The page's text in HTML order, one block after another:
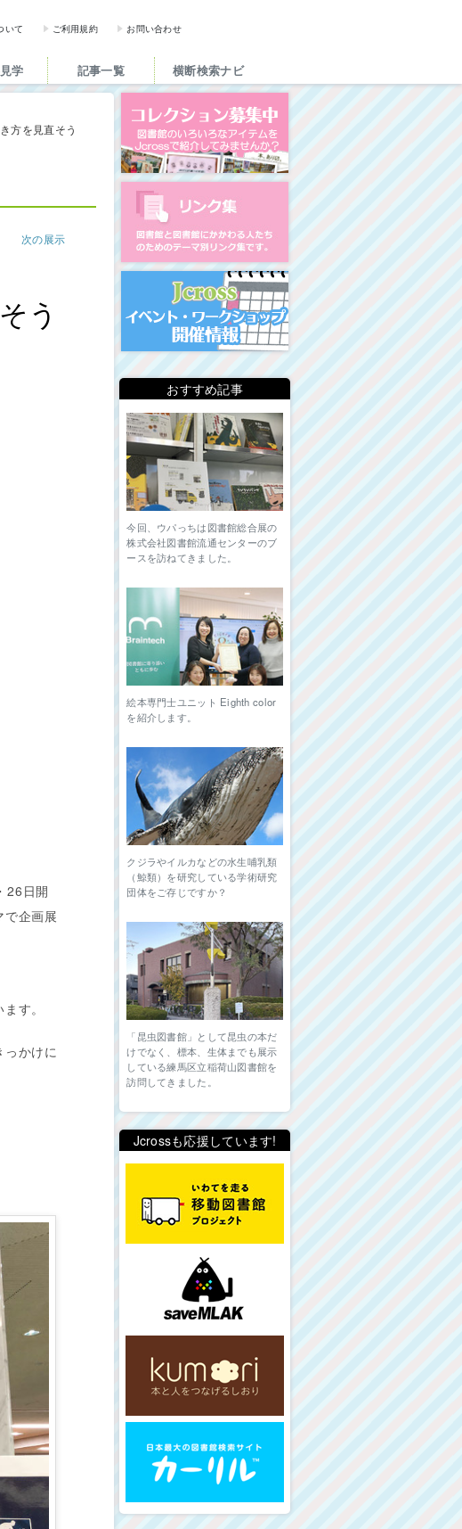
館と図書館にかかわる人た
いて ご利用規約 お問い合わせ
学 記事一覧 横断検索ナビ
方を見直そう
次の展示
う
26日開
企画展
す。
かけに
コレクション募集中
図書館リンク集
イベント・ワークショップ開
おすすめ記事
今回、ウパっちは図書館総合展の
株式会社図書館流通センターのブ
ースを訪ねてきました。
絵本専門士ユニット Eighth color
を紹介します。
クジラやイルカなどの水生哺乳類
（鯨類）を研究している学術研究
団体をご存じですか？
「昆虫図書館」として昆虫の本だ
けでなく、標本、生体までも展示
している練馬区立稲荷山図書館を
訪問してきました。
Jcrossも応援しています!